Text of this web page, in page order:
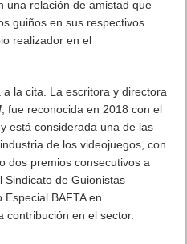
World Tier. Este ranking
en diferentes estadios, de
a los mandos, más
PlayStation®4,
Xbox One y PC a
Las secuencias de
transmisión online.